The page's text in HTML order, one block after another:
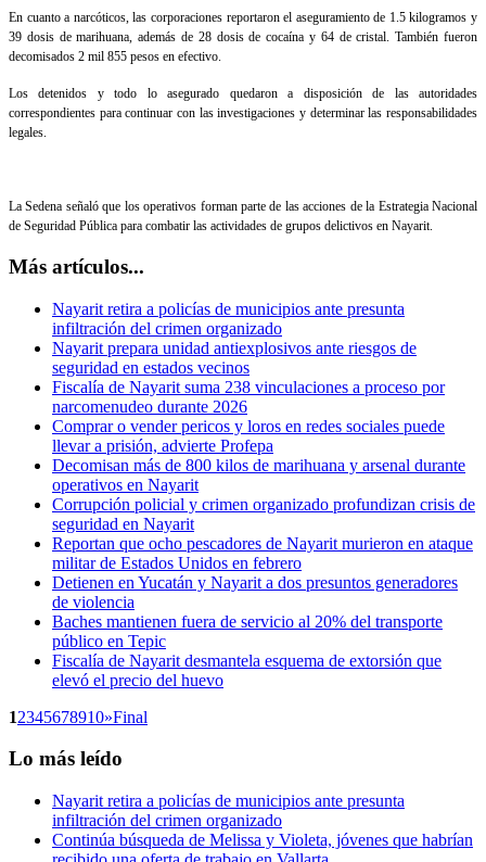
En cuanto a narcóticos, las corporaciones reportaron el aseguramiento de 1.5 kilogramos y
39 dosis de marihuana, además de 28 dosis de cocaína y 64 de cristal. También fueron
decomisados 2 mil 855 pesos en efectivo.
Los detenidos y todo lo asegurado quedaron a disposición de las autoridades
correspondientes para continuar con las investigaciones y determinar las responsabilidades
legales.
La Sedena señaló que los operativos forman parte de las acciones de la Estrategia Nacional
de Seguridad Pública para combatir las actividades de grupos delictivos en Nayarit.
Más artículos...
Nayarit retira a policías de municipios ante presunta
infiltración del crimen organizado
Nayarit prepara unidad antiexplosivos ante riesgos de
seguridad en estados vecinos
Fiscalía de Nayarit suma 238 vinculaciones a proceso por
narcomenudeo durante 2026
Comprar o vender pericos y loros en redes sociales puede
llevar a prisión, advierte Profepa
Decomisan más de 800 kilos de marihuana y arsenal durante
operativos en Nayarit
Corrupción policial y crimen organizado profundizan crisis de
seguridad en Nayarit
Reportan que ocho pescadores de Nayarit murieron en ataque
militar de Estados Unidos en febrero
Detienen en Yucatán y Nayarit a dos presuntos generadores
de violencia
Baches mantienen fuera de servicio al 20% del transporte
público en Tepic
Fiscalía de Nayarit desmantela esquema de extorsión que
elevó el precio del huevo
12345678910»Final
Lo más leído
Nayarit retira a policías de municipios ante presunta
infiltración del crimen organizado
Continúa búsqueda de Melissa y Violeta, jóvenes que habrían